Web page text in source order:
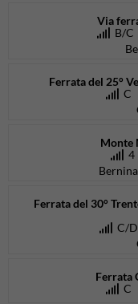
Via
B/
Ferrata del 25°
Monte
Ferrata del 30°
C/
Ferrata